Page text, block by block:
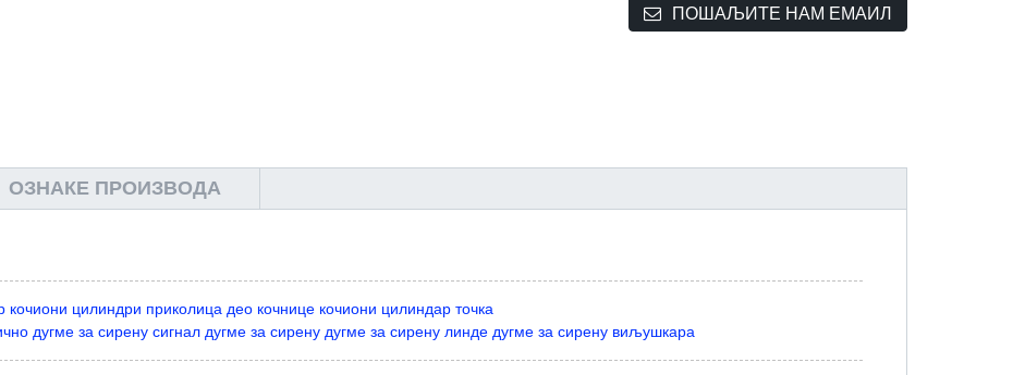
ПОШАЉИТЕ НАМ ЕМАИЛ
ОЗНАКЕ ПРОИЗВОДА
цилиндри приколица део кочнице кочиони цилиндар точка
дугме за сирену сигнал дугме за сирену дугме за сирену линде дугме за сирену виљушкара